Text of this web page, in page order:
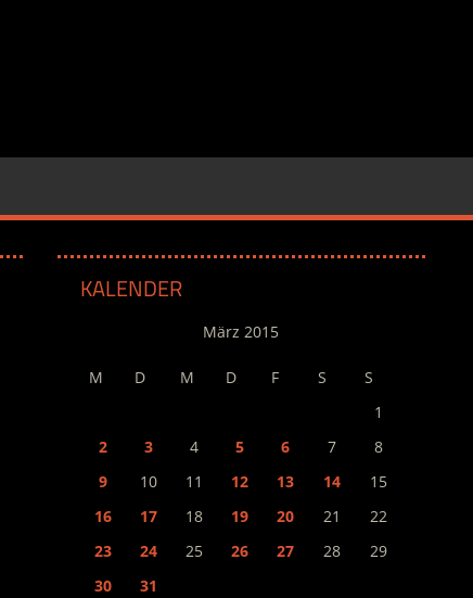
KALENDER
März 2015
M D M D F S
S
1
2
3 4 5 6 7
8
9
10 11 12 13 14
15
16
17 18 19 20 21
22
23
24 25 26 27 28
29
30
31